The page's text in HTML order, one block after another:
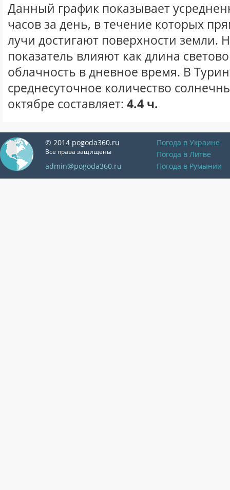
Данный график показывает
часов за день, в течение которых
лучи достигают поверхности земли.
показатель влияют как длина
облачность в дневное время. В
среднесуточное количество
октябре составляет: 4.4 ч.
© 2014 pogoda360.ru
Все права защищены
admin@pogoda360.ru
Погода в Украине
Погода в Литве
Погода в Румынии